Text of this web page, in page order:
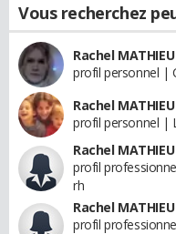
Vous recherchez
Rachel MATHIEU
profil personnel |
Rachel MATHIEU
profil personnel |
Rachel MATHIEU
profil
rh
Rachel MATHIEU
profil